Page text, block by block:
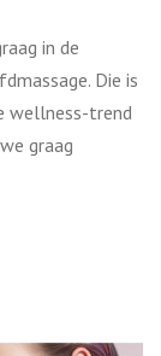
in de
Die is
wellness-trend
graag